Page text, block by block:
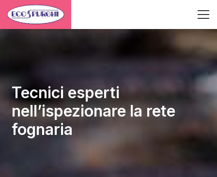
Tecnici esperti
nell’ispezionare la rete
fognaria